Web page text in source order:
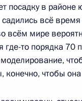
в Основы
период до 2035
года, 15:30
посадку в
всё
всём мире
где-то порядка
конечно, чтобы